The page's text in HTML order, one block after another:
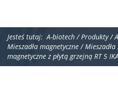
Jesteś tutaj:A-biotech/Produkty/
Mieszadła magnetyczne/
magnetyczne z płytą grzejną RT 5 IKA